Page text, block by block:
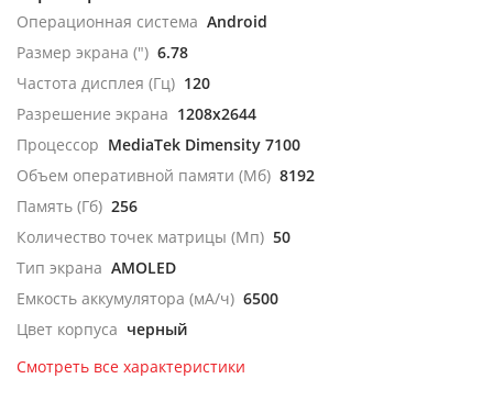
Операционная система Android
Размер экрана (") 6.78
Частота дисплея (Гц) 120
Разрешение экрана 1208x2644
Процессор MediaTek Dimensity 7100
Объем оперативной памяти (Мб) 8192
Память (Гб) 256
Количество точек матрицы (Мп) 50
Тип экрана AMOLED
Емкость аккумулятора (мА/ч) 6500
Цвет корпуса черный
Смотреть все характеристики